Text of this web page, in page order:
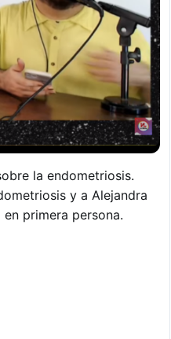
la endometriosis.
y a Alejandra
primera persona.